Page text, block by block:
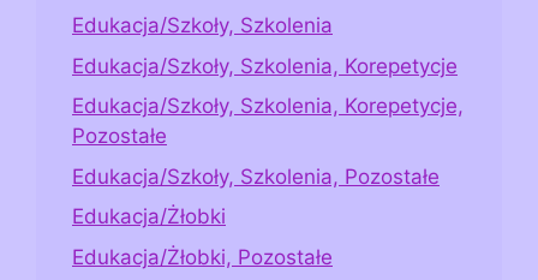
Edukacja/Szkoły, Szkolenia
Edukacja/Szkoły, Szkolenia, Korepetycje
Edukacja/Szkoły, Szkolenia, Korepetycje,
Pozostałe
Edukacja/Szkoły, Szkolenia, Pozostałe
Edukacja/Żłobki
Edukacja/Żłobki, Pozostałe